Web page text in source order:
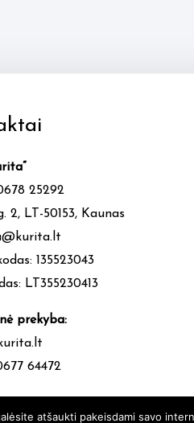
25292
2, LT-50153, Kaunas
135523043
LT355230413
prekyba:
64472
atšaukti pakeisdami savo